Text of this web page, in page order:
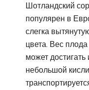
Шотландский
популярен в
слегка
цвета. Вес
может
небольшой